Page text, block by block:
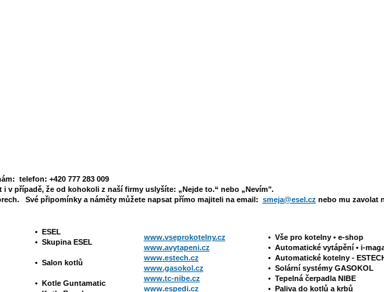
telefon: +420 777 283 009
i v případě, že od kohokoli z naší firmy uslyšíte: „Nejde to.“ nebo „Nevím".
Své připomínky a náměty můžete napsat přímo majiteli na email: smeja@esel.cz nebo mu zavolat
• ESEL
• Skupina ESEL
• Salon kotlů
• Kotle Guntamatic
www.vseprokotelny.cz
www.avytapeni.cz
www.estech.cz
www.gasokol.cz
www.tc-nibe.cz
www.espedi.cz
• Vše pro kotelny •e-shop
• Automatické vytápění •i-
• Automatické kotelny -
• Solární systémy GASOKOL
• Tepelná čerpadla NIBE
• Paliva do kotlů a krbů